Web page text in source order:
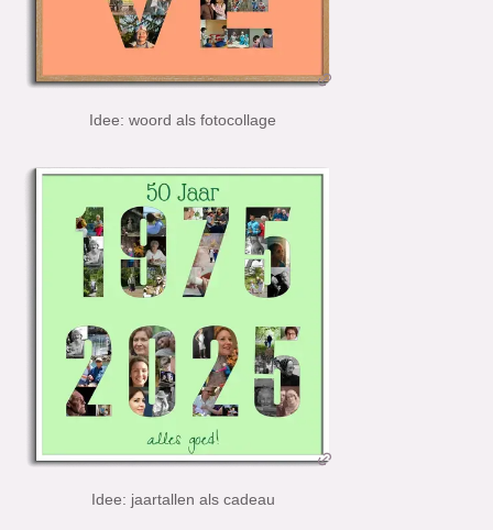
Idee: woord als fotocollage
Idee: jaartallen als cadeau